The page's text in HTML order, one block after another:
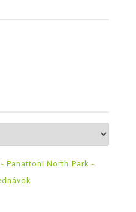
Panattoni North Park -